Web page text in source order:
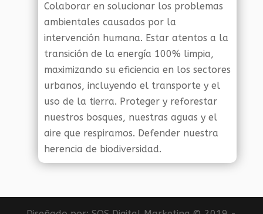
Colaborar en solucionar los problemas
ambientales causados por la
intervención humana. Estar atentos a la
transición de la energía 100% limpia,
maximizando su eficiencia en los sectores
urbanos, incluyendo el transporte y el
uso de la tierra. Proteger y reforestar
nuestros bosques, nuestras aguas y el
aire que respiramos. Defender nuestra
herencia de biodiversidad.